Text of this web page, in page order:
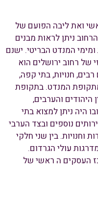
ואת ליבה הפועם של
ניתן לראות מבנים
המנדט הבריטי. ישנם
של רחוב ירושלים הוא
חנויות, בתי קפה,
המנדט. בתקופת
היהודים והערבים,
היה ניתן למצוא בתי
נוספים ובצד הערבי
וחנויות. בין שני חלקי
עולי הגרדום.
העסקים ה ראשי של